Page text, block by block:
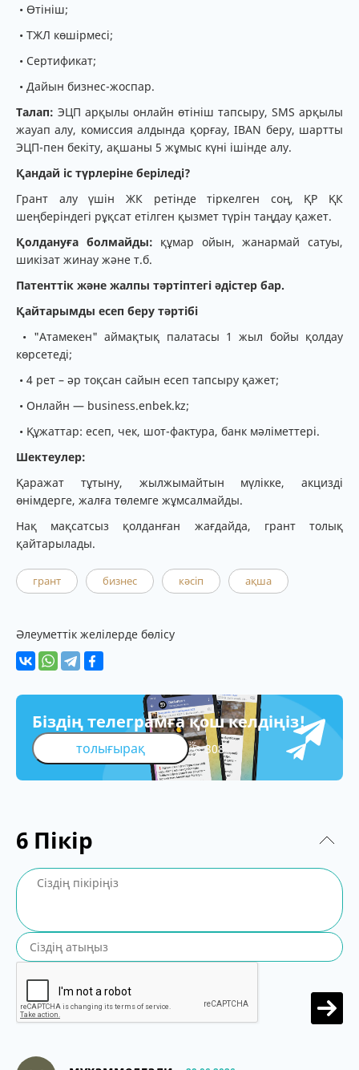
• Өтініш;
• ТЖЛ көшірмесі;
• Сертификат;
• Дайын бизнес-жоспар.
Талап: ЭЦП арқылы онлайн өтініш тапсыру, SMS арқылы
жауап алу, комиссия алдында қорғау, IBAN беру, шартты
ЭЦП-пен бекіту, ақшаны 5 жұмыс күні ішінде алу.
Қандай іс түрлеріне беріледі?
Грант алу үшін ЖК ретінде тіркелген соң, ҚР ҚК
шеңберіндегі рұқсат етілген қызмет түрін таңдау қажет.
Қолдануға болмайды: құмар ойын, жанармай сатуы,
шикізат жинау және т.б.
Патенттік және жалпы тәртіптегі әдістер бар.
Қайтарымды есеп беру тәртібі
• "Атамекен" аймақтық палатасы 1 жыл бойы қолдау
көрсетеді;
• 4 рет – әр тоқсан сайын есеп тапсыру қажет;
• Онлайн — business.enbek.kz;
• Құжаттар: есеп, чек, шот-фактура, банк мәліметтері.
Шектеулер:
Қаражат тұтыну, жылжымайтын мүлікке, акцизді
өнімдерге, жалға төлемге жұмсалмайды.
Нақ мақсатсыз қолданған жағдайда, грант толық
қайтарылады.
грант бизнес кәсіп ақша
Әлеуметтік желілерде бөлісу
Біздің телеграмға қош келдіңіз!
толығырақ 308
6 Пікір